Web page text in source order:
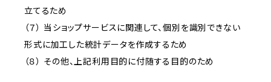
立てるため
（７） 当ショップサービスに関連して、個別を識別できない
形式に加工した統計データを作成するため
（８） その他、上記利用目的に付随する目的のため